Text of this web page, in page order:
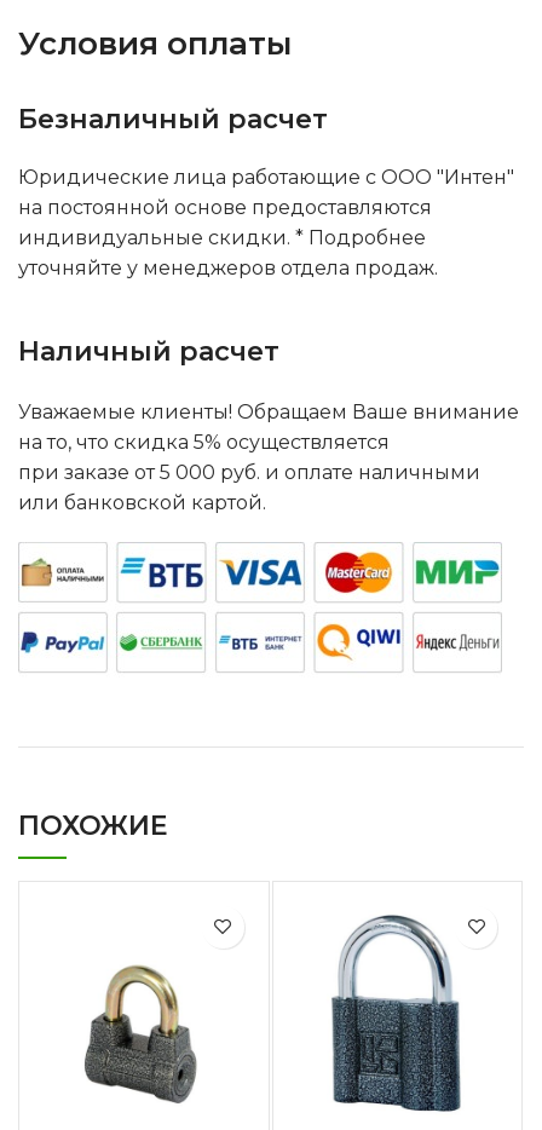
Условия оплаты
Безналичный расчет
Юридические лица работающие с ООО "Интен"
на постоянной основе предоставляются
индивидуальные скидки. * Подробнее
уточняйте у менеджеров отдела продаж.
Наличный расчет
Уважаемые клиенты! Обращаем Ваше внимание
на то, что скидка 5% осуществляется
при заказе от 5 000 руб. и оплате наличными
или банковской картой.
ПОХОЖИЕ